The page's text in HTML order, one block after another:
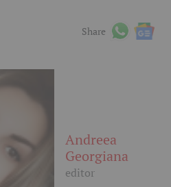
Share
Andreea
Georgiana
editor